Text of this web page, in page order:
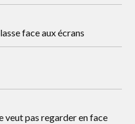
face aux écrans
veut pas regarder en face